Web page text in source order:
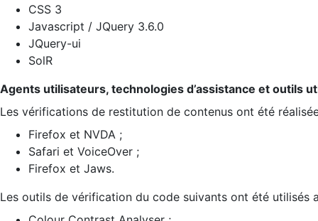
CSS 3
Javascript / JQuery 3.6.0
JQuery-ui
SolR
Agents utilisateurs, technologies d’assistance et outils
Les vérifications de restitution de contenus ont été
Firefox et NVDA ;
Safari et VoiceOver ;
Firefox et Jaws.
Les outils de vérification du code suivants ont été utilisés